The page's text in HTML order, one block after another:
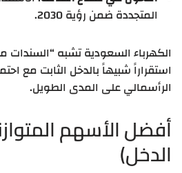
المتجددة ضمن رؤية 2030.
الكهرباء السعودية تشبه “السندات
استقراراً شبيهاً بالدخل الثابت مع
الرأسمالي على المدى الطويل.
أفضل الأسهم
الدخل)